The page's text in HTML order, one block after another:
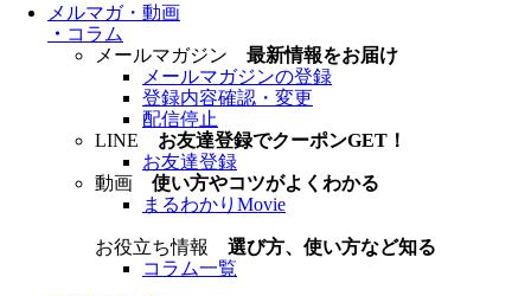
メルマガ・動画
・ コラム
メールマガジン 最新情報をお届け
メールマガジンの登録
登録内容確認・変更
配信停止
LINE お友達登録でクーポンGET！
お友達登録
動画 使い方やコツがよくわかる
まるわかりMovie
お役立ち情報 選び方、使い方など知る
コラム一覧